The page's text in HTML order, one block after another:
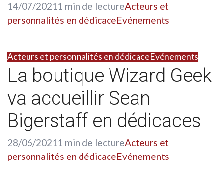
14/07/20211 min de lectureActeurs et
personnalités en dédicaceEvénements
Acteurs et personnalités en dédicaceEvénements
La boutique Wizard Geek
va accueillir Sean
Bigerstaff en dédicaces
28/06/20211 min de lectureActeurs et
personnalités en dédicaceEvénements